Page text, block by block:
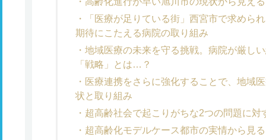
「医療が足りている街」西宮市で求め
期待にこたえる病院の取り組み
地域医療の未来を守る挑戦。病院が厳し
「戦略」とは…？
医療連携をさらに強化することで、地域
状と取り組み
超高齢社会で起こりがちな2つの問題に
超高齢化モデルケース都市の実情から見